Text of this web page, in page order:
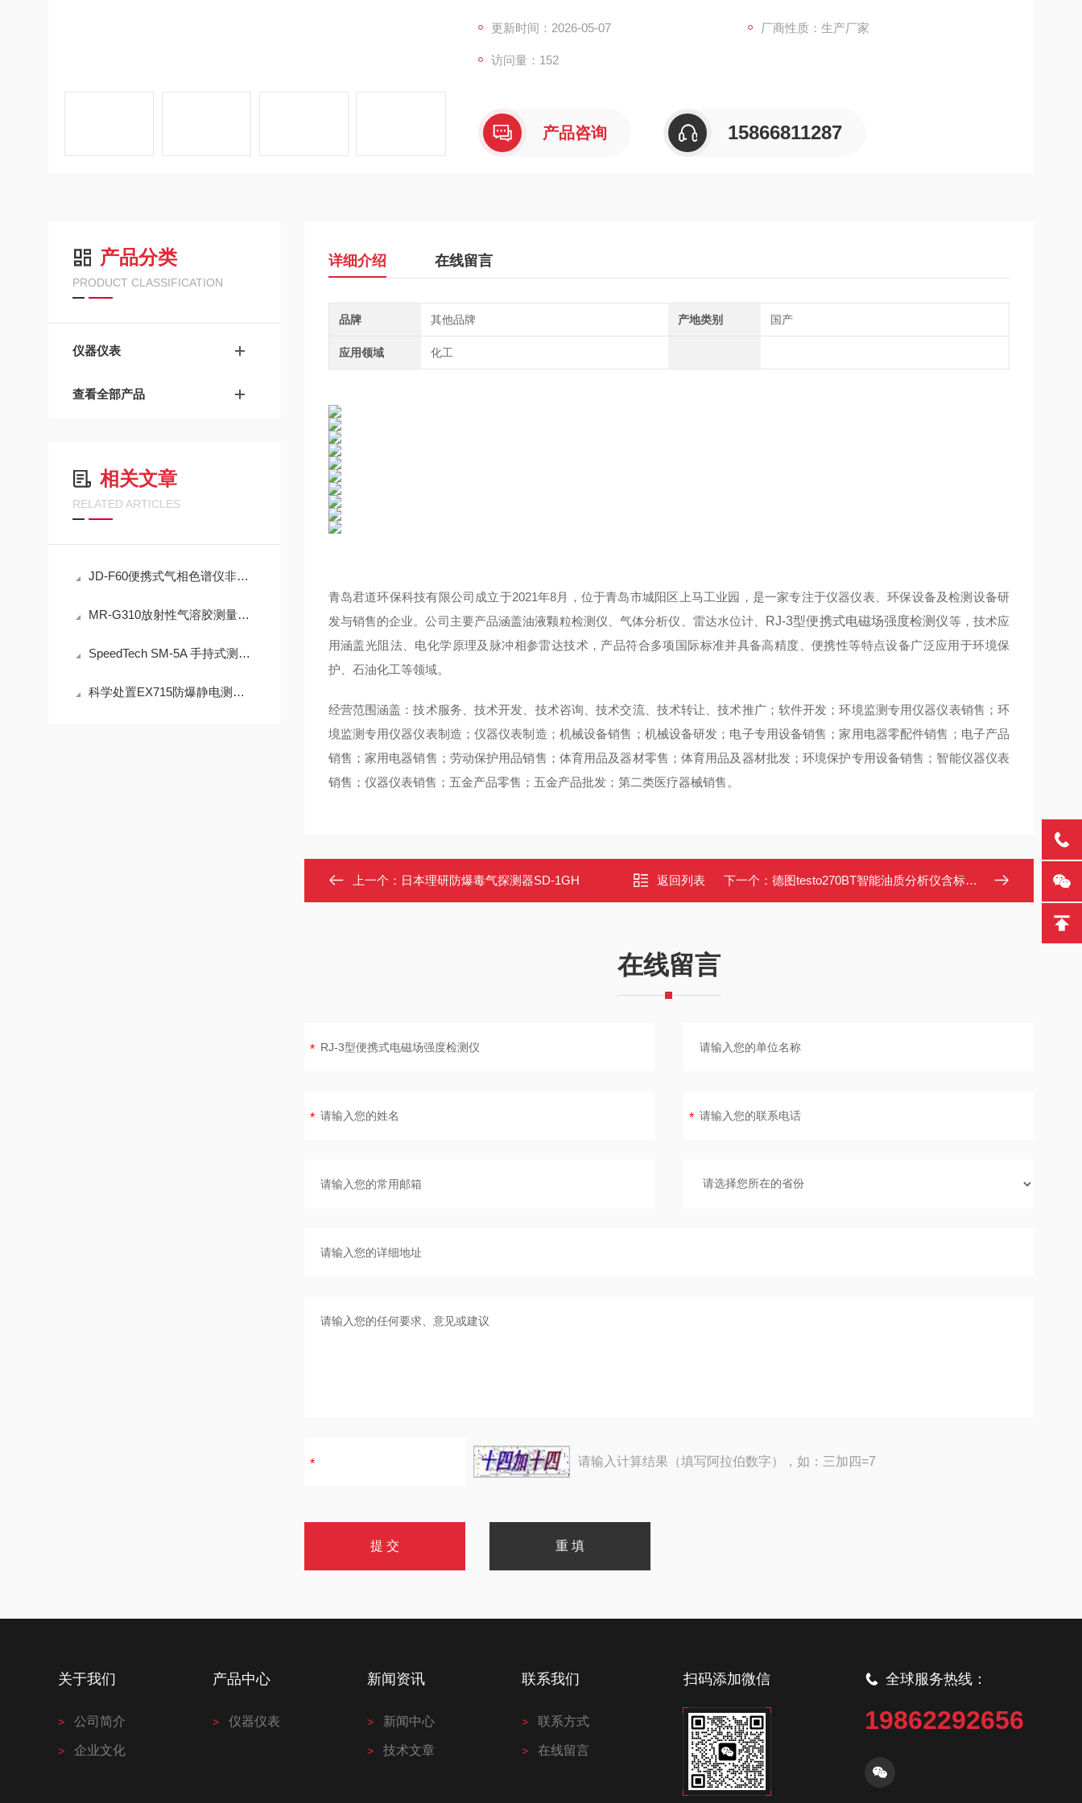
更新时间：2026-05-07 厂商性质：生产厂家
访问量：152
产品咨询 15866811287
产品分类
PRODUCT CLASSIFICATION
仪器仪表
查看全部产品
相关文章
RELATED ARTICLES
JD-F60便携式气相色谱仪非甲烷总烃现场快速检测技术方案
MR-G310放射性气溶胶测量仪：IP65防护与-40℃~+50℃宽温工作能力
SpeedTech SM-5A 手持式测深仪声学测量原理与性能分析
科学处置EX715防爆静电测试仪故障可有效保障检测工作正常开展
详细介绍 在线留言
品牌 其他品牌 产地类别 国产
应用领域 化工
青岛君道环保科技有限公司成立于2021年8月，位于青岛市城阳区上马工业园，是一家专注于仪器仪表、环保设备及检测设备研
发与销售的企业。公司主要产品涵盖油液颗粒检测仪、气体分析仪、雷达水位计、
RJ-3型便携式电磁场强度检测仪等，技术应
用涵盖光阻法、电化学原理及脉冲相参雷达技术，产品符合多项国际标准并具备高精度、便携性等特点设备广泛应用于环境保
护、石油化工等领域。
经营范围涵盖：技术服务、技术开发、技术咨询、技术交流、技术转让、技术推广；软件开发；环境监测专用仪器仪表销售；环
境监测专用仪器仪表制造；仪器仪表制造；机械设备销售；机械设备研发；电子专用设备销售；家用电器零配件销售；电子产品
销售；家用电器销售；劳动保护用品销售；体育用品及器材零售；体育用品及器材批发；环境保护专用设备销售；智能仪器仪表
销售；仪器仪表销售；五金产品零售；五金产品批发；第二类医疗器械销售。
上一个： 日本理研防爆毒气探测器SD-1GH 返回列表 下一个： 德图testo270BT智能油质分析仪含标定收纳箱
在线留言
请输入计算结果（填写阿拉伯数字），如：三加四=7
关于我们
公司简介
企业文化
产品中心
仪器仪表
新闻资讯
新闻中心
技术文章
联系我们
联系方式
在线留言
扫码添加微信 全球服务热线：
19862292656